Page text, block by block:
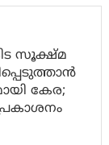
സൂക്ഷ്മ
കേര;